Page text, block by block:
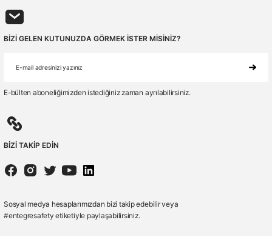
BİZİ GELEN KUTUNUZDA GÖRMEK İSTER MİSİNİZ?
E-bülten aboneliğimizden istediğiniz zaman ayrılabilirsiniz.
BİZİ TAKİP EDİN
Sosyal medya hesaplarımızdan bizi takip edebilir veya
#entegresafety etiketiyle paylaşabilirsiniz.